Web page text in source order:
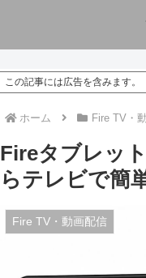
この記事には広告を含みます。
ホーム Fire TV・
Fireタブレッ
らテレビで簡
Fire TV・動画配信